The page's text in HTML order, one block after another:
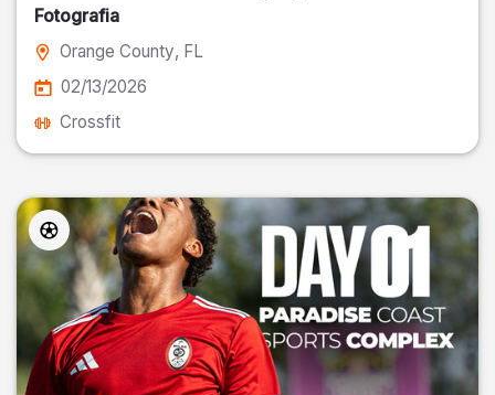
Fotografia
Orange County, FL
02/13/2026
Crossfit